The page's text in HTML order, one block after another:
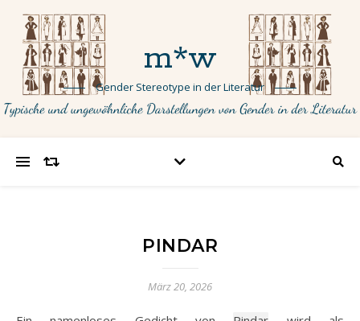
m*w
Gender Stereotype in der Literatur
PINDAR
März 20, 2026